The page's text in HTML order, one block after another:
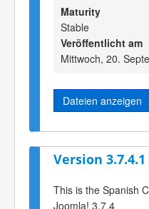
Maturity
Stable
Veröffentlicht am
Mittwoch, 20.
Dateien anzeigen
Version 3.7.4.1
This is the Spanish
Joomla! 3.7.4